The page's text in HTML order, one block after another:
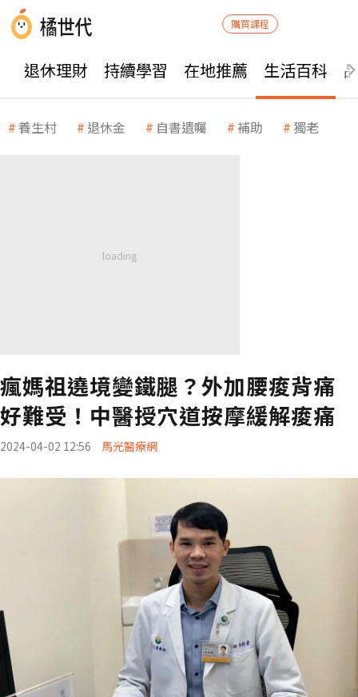
購買課程
退休理財 持續學習 在地推薦 生活百科
養生村 退休金 自書遺囑 補助 獨老
瘋媽祖遶境變鐵腿？外加腰痠背痛
好難受！中醫授穴道按摩緩解痠痛
2024-04-02 12:56 馬光醫療網